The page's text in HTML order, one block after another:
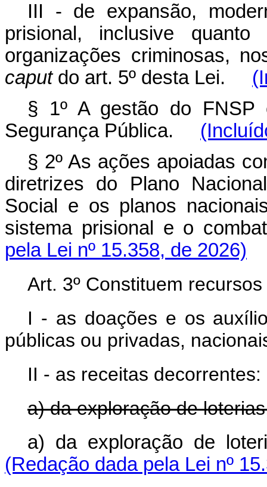
III - de expansão,
prisional, inclusive
organizações criminosas,
caputdo art. 5º desta Lei.
§ 1º A gestão do FNSP
Segurança Pública.
§ 2º As ações apoiadas
diretrizes do Plano
Social e os planos
sistema prisional e o
pela Lei nº 15.358, de 2026)
Art. 3º Constituem
I - as doações e os
públicas ou privadas,
II - as receitas decorrentes:
a) da exploração de
a) da exploração de
(Redação dada pela Lei nº